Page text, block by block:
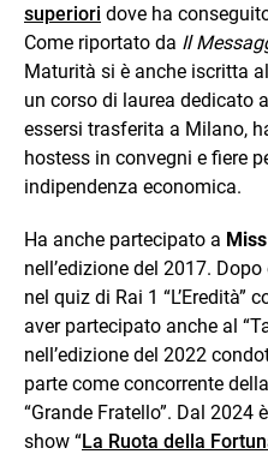
superiori dove ha
Come riportato da Il
Maturità si è anche iscritta
un corso di laurea dedicato
essersi trasferita a Milano,
hostess in convegni e fiere
indipendenza economica.
Ha anche partecipato a
nell’edizione del 2017.
nel quiz di Rai 1 “L’Eredità”
aver partecipato anche al
nell’edizione del 2022
parte come concorrente
“Grande Fratello”. Dal 2024
show “La Ruota della